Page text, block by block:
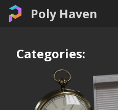
Poly Haven
Categories: